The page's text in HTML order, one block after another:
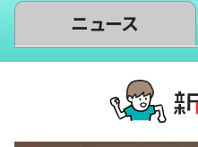
ニュース